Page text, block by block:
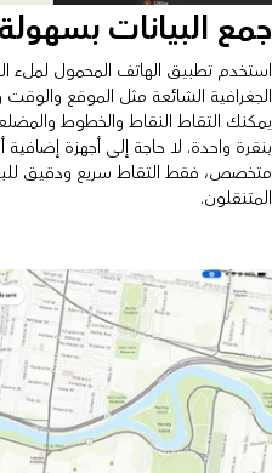
جمع البيانات
استخدم تطبيق الهاتف المحمول لملء
الجغرافية الشائعة مثل الموقع
يمكنك التقاط النقاط والخطوط
بنقرة واحدة. لا حاجة إلى أجهزة
متخصص، فقط التقاط سريع ودقيق
المتنقلون.